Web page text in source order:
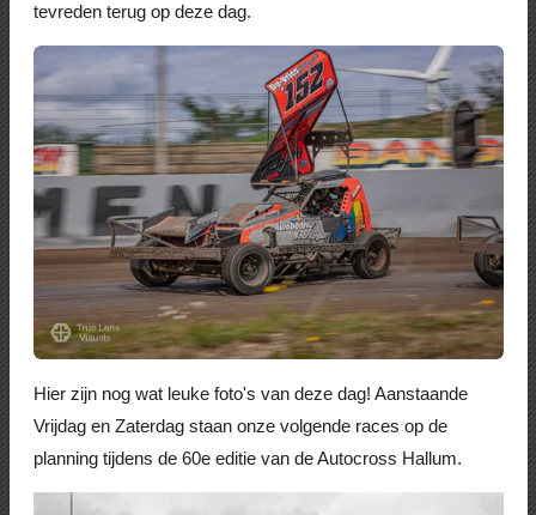
tevreden terug op deze dag.
Hier zijn nog wat leuke foto's van deze dag! Aanstaande
Vrijdag en Zaterdag staan onze volgende races op de
planning tijdens de 60e editie van de Autocross Hallum.